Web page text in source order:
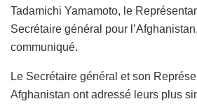
Tadamichi Yamamoto, le
Secrétaire général pour
communiqué.
Le Secrétaire général et son
Afghanistan ont adressé leurs plus